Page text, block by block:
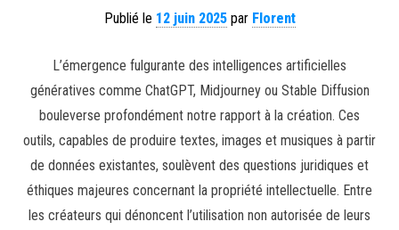
Publié le 12 juin 2025par Florent
L’émergence fulgurante des intelligences artificielles
génératives comme ChatGPT, Midjourney ou Stable Diffusion
bouleverse profondément notre rapport à la création. Ces
outils, capables de produire textes, images et musiques à partir
de données existantes, soulèvent des questions juridiques et
éthiques majeures concernant la propriété intellectuelle. Entre
les créateurs qui dénoncent l’utilisation non autorisée de leurs